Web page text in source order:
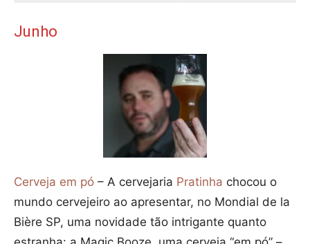
Junho
Cerveja em pó – A cervejaria Pratinha chocou o
mundo cervejeiro ao apresentar, no Mondial de la
Bière SP, uma novidade tão intrigante quanto